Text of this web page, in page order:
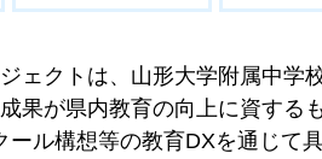
ェクトは、山形大学附属中学
果が県内教育の向上に資する
ール構想等の教育DXを通じて